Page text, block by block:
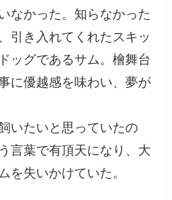
なかった。知らなかった
引き入れてくれたスキッ
ッグであるサム。檜舞台
に優越感を味わい、夢が
いたいと思っていたの
言葉で有頂天になり、大
を失いかけていた。